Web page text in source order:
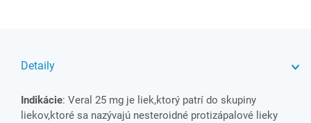
Detaily
Indikácie: Veral 25 mg je liek,ktorý patrí do skupiny
liekov,ktoré sa nazývajú nesteroidné protizápalové lieky